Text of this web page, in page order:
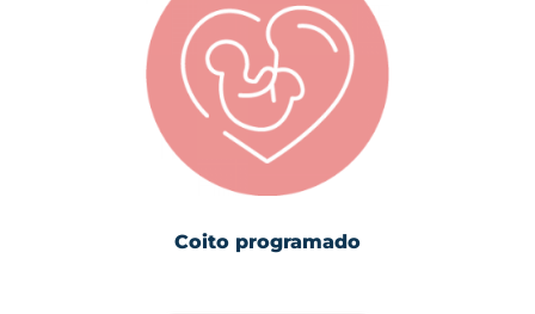
Coito programado